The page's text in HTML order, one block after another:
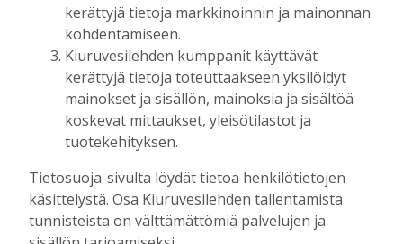
kuitenkin myös huolenaiheita
tulevaisuudesta
Tilaajille
Aku Laatikainen 7.8.2026 09:00
Uuden televisiosarjan kuvauksissa käy
hyörinä – Katso kuvista, miltä
kuvauspaikalla Kiuruveden keskustassa
näyttää
Tilaajille
Hanna Soini 31.7.2026 14:51
kerättyjä tietoja markkinoinnin ja mainonnan
kohdentamiseen.
Kiuruvesilehden kumppanit käyttävät
kerättyjä tietoja toteuttaakseen yksilöidyt
mainokset ja sisällön, mainoksia ja sisältöä
koskevat mittaukset, yleisötilastot ja
tuotekehityksen.
Tietosuoja-sivulta löydät tietoa henkilötietojen
käsittelystä. Osa Kiuruvesilehden tallentamista
tunnisteista on välttämättömiä palvelujen ja